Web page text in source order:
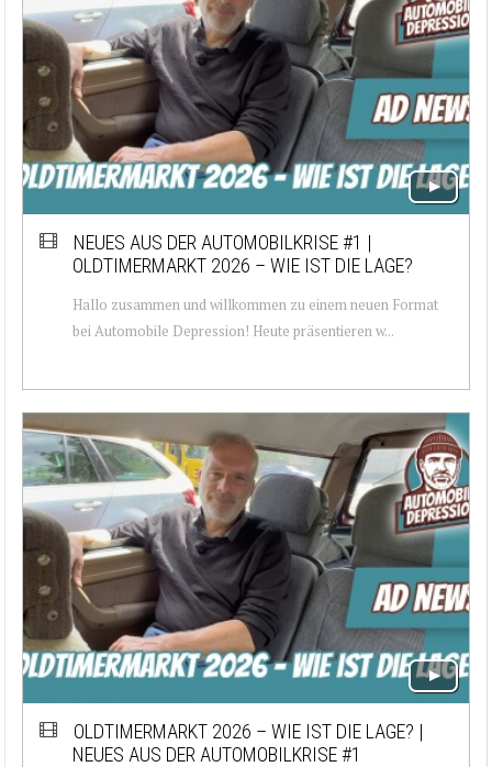
NEUES AUS DER AUTOMOBILKRISE #1 |
OLDTIMERMARKT 2026 – WIE IST DIE LAGE?
Hallo zusammen und willkommen zu einem neuen Format
bei Automobile Depression! Heute präsentieren w...
OLDTIMERMARKT 2026 – WIE IST DIE LAGE? |
NEUES AUS DER AUTOMOBILKRISE #1